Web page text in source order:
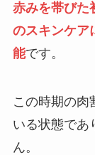
赤みを帯びた
のスキンケア
能です。
この時期の肉
いる状態であ
ん。